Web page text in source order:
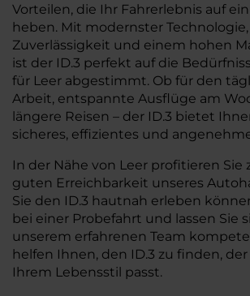
Vorteilen, die Ihr Fahrerlebnis auf
heben. Mit modernster
Zuverlässigkeit und einem hohen
ist der ID.3 perfekt auf die
für Leer abgestimmt. Ob für den
Arbeit, entspannte Ausflüge am
längere Reisen – der ID.3 bietet
sicheres, effizientes und
In der Nähe von Leer profitieren Sie
guten Erreichbarkeit unseres
Sie den ID.3 hautnah erleben
bei einer Probefahrt und lassen Sie
unserem erfahrenen Team
helfen Ihnen, den ID.3 zu finden,
Ihrem Lebensstil passt.